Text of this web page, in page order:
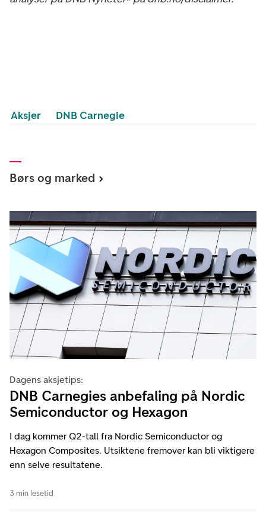
Aksjer DNB Carnegie
Børs og marked
Dagens aksjetips:
DNB Carnegies anbefaling på Nordic
Semiconductor og Hexagon
I dag kommer Q2-tall fra Nordic Semiconductor og
Hexagon Composites. Utsiktene fremover kan bli viktigere
enn selve resultatene.
3 min lesetid